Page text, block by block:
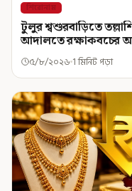
শিরোনাম
টুলুর শ্বশুরবাড়িতে
আদালতে রক্ষাকবচের
৫/৮/২০২৬ 1 মিনিট পড়া